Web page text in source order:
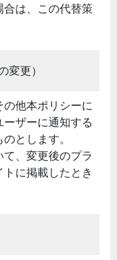
は、この代替策
変更）
の他本ポリシーに
ザーに通知する
とします。
て、変更後のプラ
に掲載したとき